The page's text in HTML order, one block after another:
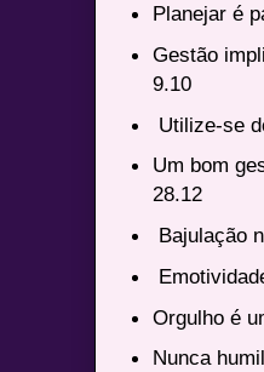
Planejar é
Gestão
9.10
Utilize-se
Um bom
28.12
Bajulação
Orgulho é
Nunca